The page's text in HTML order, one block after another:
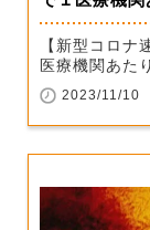
【新型コロ
医療機関あた
2023/11/10